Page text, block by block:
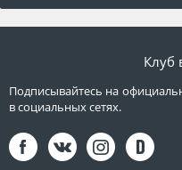
Клуб
Подписывайтесь на
в социальных сетях.